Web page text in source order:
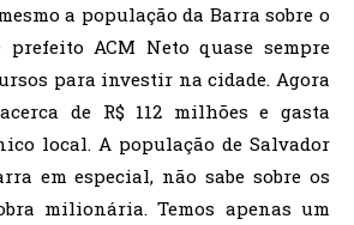
a população da Barra sobre o
ACM Neto quase sempre
para investir na cidade. Agora
de R$ 112 milhões e gasta
local. A população de Salvador
em especial, não sabe sobre os
milionária. Temos apenas um